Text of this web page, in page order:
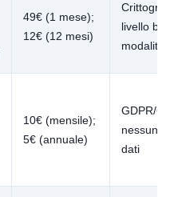
49€ (1 mese);
12€ (12 mesi)
livello
modalità
10€ (mensile);
5€ (annuale)
GDPR/
nessuna
dati